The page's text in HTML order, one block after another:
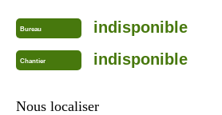
Bureau indisponible
Chantier indisponible
Nous localiser